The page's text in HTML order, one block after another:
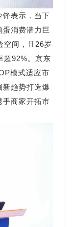
锋表示，当下
消费潜力巨
空间，且26岁
超92%。京东
模式适应市
趋势打造爆
手商家开拓市